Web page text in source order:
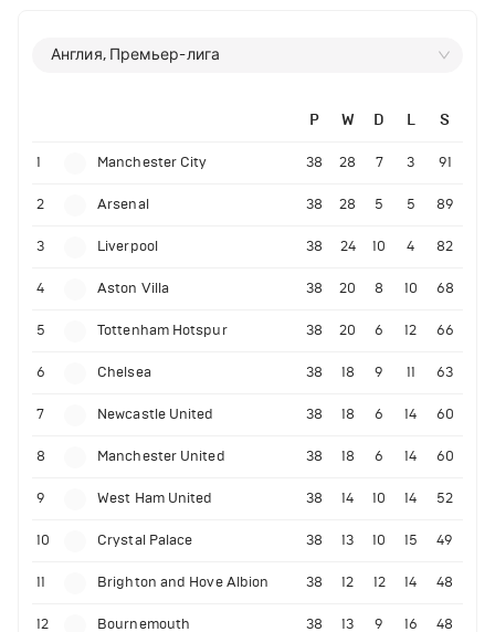
Англия, Премьер-лига
P W D L S
1 Manchester City 38 28 7 3 91
2 Arsenal 38 28 5 5 89
3 Liverpool 38 24 10 4 82
4 Aston Villa 38 20 8 10 68
5 Tottenham Hotspur 38 20 6 12 66
6 Chelsea 38 18 9 11 63
7 Newcastle United 38 18 6 14 60
8 Manchester United 38 18 6 14 60
9 West Ham United 38 14 10 14 52
10 Crystal Palace 38 13 10 15 49
11 Brighton and Hove Albion 38 12 12 14 48
12 Bournemouth 38 13 9 16 48